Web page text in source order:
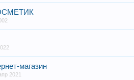
магазин
2021